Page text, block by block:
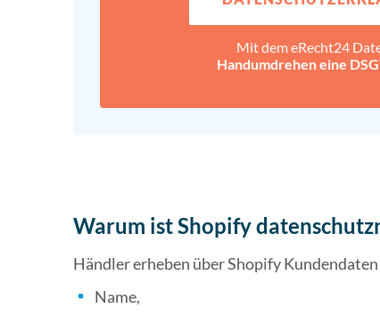
Mit dem eRecht24
Handumdrehen eine
Warum ist Shopify
Händler erheben über Shopify
Name,